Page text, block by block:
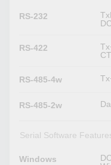
RS-232
RS-422
RS-485-4w
RS-485-2w
Serial Software
Windows